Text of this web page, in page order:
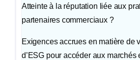
Atteinte à la réputation liée aux
partenaires commerciaux ?
Exigences accrues en matière de
d’ESG pour accéder aux marchés